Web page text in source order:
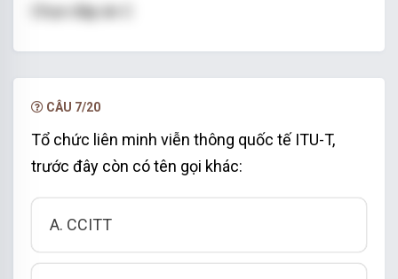
Chọn đáp án C
CÂU 7/20
Tổ chức liên minh viễn thông quốc tế ITU-T,
trước đây còn có tên gọi khác:
A. CCITT